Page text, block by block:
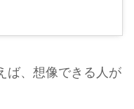
ば、想像できる人が